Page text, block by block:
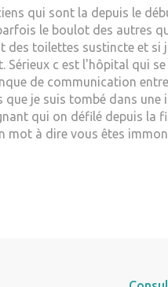
qui sont la depuis le
le boulot des autres
des toilettes sustincte et si
Sérieux c est l'hôpital qui
de communication
je suis tombé dans une
qui on défilé depuis la
à dire vous êtes